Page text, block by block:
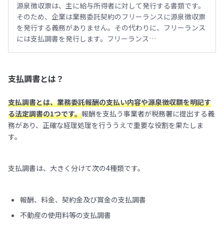
源泉徴収票は、主に給与所得者に対して発行する書類です。
そのため、企業は業務委託契約のフリーランスに源泉徴収票
を発行する義務がありません。その代わりに、フリーランス
には支払調書を発行します。フリーランス…
支払調書とは？
支払調書とは、業務委託報酬の支払い内容や源泉徴収額を明記す
る法定調書の1つです。報酬を支払う事業者が税務署に提出する義
務があり、正確な経理処理を行ううえで重要な役割を果たしま
す。
支払調書は、大きく分けて次の4種類です。
報酬、料金、契約金及び賞金の支払調書
不動産の使用料等の支払調書